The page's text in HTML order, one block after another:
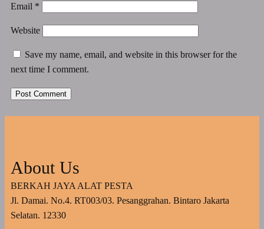
Email *
Website
Save my name, email, and website in this browser for the
next time I comment.
About Us
BERKAH JAYA ALAT PESTA
Jl. Damai. No.4. RT003/03. Pesanggrahan. Bintaro Jakarta
Selatan. 12330